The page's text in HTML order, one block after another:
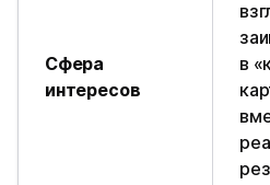
Сфера
интересов
в